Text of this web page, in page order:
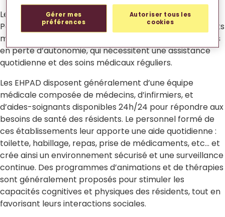
Les EHPAD, ou Établissement d’Hébergement pour
Personnes Âgées Dépendantes, sont des établissements
médicalisés conçus pour accueillir des personnes âgées
en perte d’autonomie, qui nécessitent une assistance
quotidienne et des soins médicaux réguliers.
Les EHPAD disposent généralement d’une équipe
médicale composée de médecins, d’infirmiers, et
d’aides-soignants disponibles 24h/24 pour répondre aux
besoins de santé des résidents. Le personnel formé de
ces établissements leur apporte une aide quotidienne :
toilette, habillage, repas, prise de médicaments, etc… et
crée ainsi un environnement sécurisé et une surveillance
continue. Des programmes d’animations et de thérapies
sont généralement proposés pour stimuler les
capacités cognitives et physiques des résidents, tout en
favorisant leurs interactions sociales.
Gérer mes
préférences
Autoriser tous les
cookies